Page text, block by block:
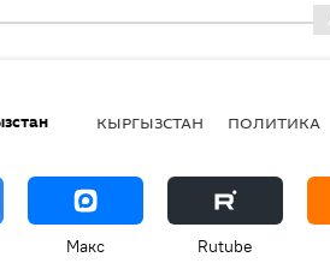
КЫРГЫЗСТАН ПОЛИТИКА
Макс Rutube